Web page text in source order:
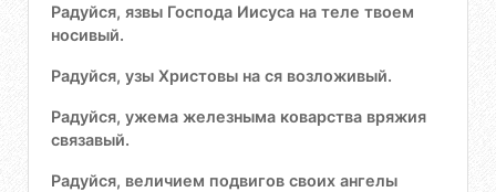
Радуйся, язвы Господа Иисуса на теле твоем
носивый.
Радуйся, узы Христовы на ся возложивый.
Радуйся, ужема железныма коварства вряжия
связавый.
Радуйся, величием подвигов своих ангелы